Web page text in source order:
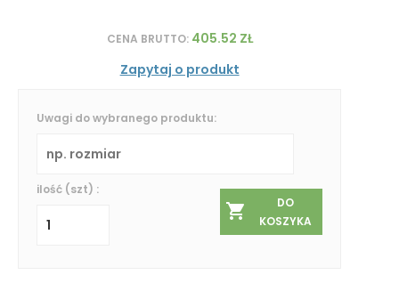
CENA BRUTTO: 405.52 ZŁ
Zapytaj o produkt
Uwagi do wybranego produktu:
ilość (szt) :
DO
KOSZYKA